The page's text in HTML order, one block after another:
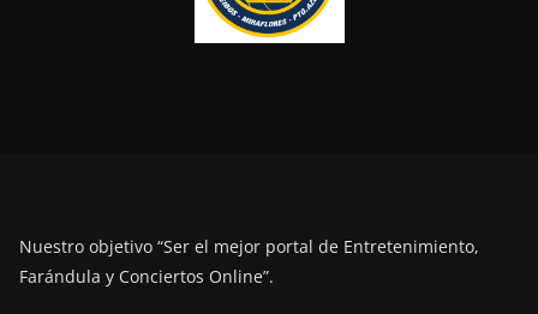
Nuestro objetivo “Ser el mejor portal de Entretenimiento,
Farándula y Conciertos Online”.